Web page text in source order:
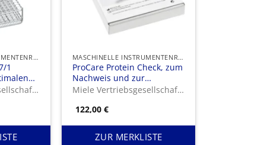
MASCHINELLE INSTRUMENTENREINIGUNG UND -DESINFEKTION
1
30
Miele Vertriebsgesellschaft Deutschland KG
MASCHINELLE INSTRUMENTENREINIGUNG UND -DESINFEKTION
ProCare Protein Check, zum
Nachweis und zur
qualitativen Einschätzung
Proteinrückstände.
Miele Vertriebsgesellschaft Deutschland KG
122,00 €
ZUR MERKLISTE